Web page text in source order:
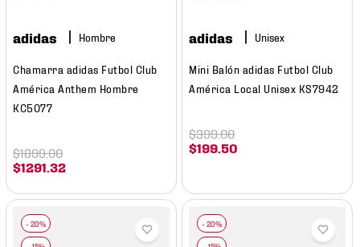
adidas Hombre
Chamarra adidas Futbol Club
América Anthem Hombre
KC5077
$1291 .32
$1899.00
adidas
Mini Balón adidas Futbol Club
América Local Unisex KS7942
$199 50
$399.00